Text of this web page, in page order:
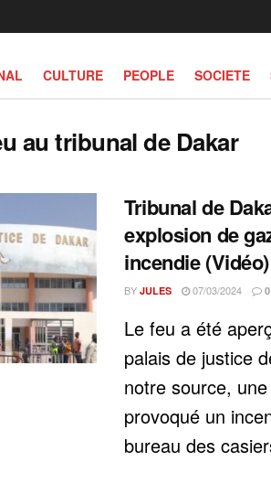
CULTURE PEOPLE SOCIETE
au tribunal de Dakar
Tribunal de
explosion de
incendie (Vidéo)
BY JULES 07/03/2024 0
Le feu a été
palais de justice
notre source,
provoqué un
bureau des